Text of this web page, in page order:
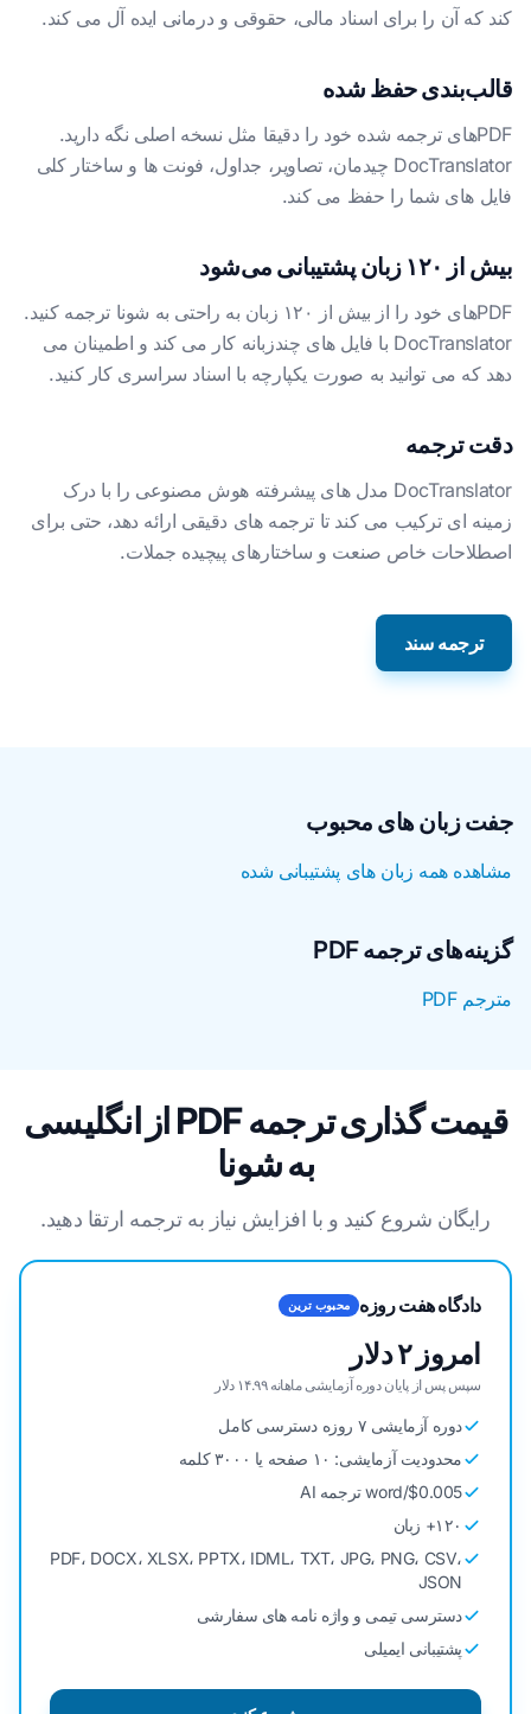
کند که آن را برای اسناد مالی، حقوقی و درمانی ایده آل می کند.
قالب‌بندی حفظ شده
PDFهای ترجمه شده خود را دقیقا مثل نسخه اصلی نگه دارید.
DocTranslator چیدمان، تصاویر، جداول، فونت ها و ساختار کلی
فایل های شما را حفظ می کند.
بیش از ۱۲۰ زبان پشتیبانی می‌شود
PDFهای خود را از بیش از ۱۲۰ زبان به راحتی به شونا ترجمه کنید.
DocTranslator با فایل های چندزبانه کار می کند و اطمینان می
دهد که می توانید به صورت یکپارچه با اسناد سراسری کار کنید.
دقت ترجمه
DocTranslator مدل های پیشرفته هوش مصنوعی را با درک
زمینه ای ترکیب می کند تا ترجمه های دقیقی ارائه دهد، حتی برای
اصطلاحات خاص صنعت و ساختارهای پیچیده جملات.
ترجمه سند
جفت زبان های محبوب
مشاهده همه زبان های پشتیبانی شده
گزینه‌های ترجمه PDF
مترجم PDF
قیمت گذاری ترجمه PDF از انگلیسی
به شونا
رایگان شروع کنید و با افزایش نیاز به ترجمه ارتقا دهید.
دادگاه هفت روزه محبوب ترین
امروز ۲ دلار
سپس پس از پایان دوره آزمایشی ماهانه ۱۴.۹۹ دلار
دوره آزمایشی ۷ روزه دسترسی کامل
محدودیت آزمایشی: ۱۰ صفحه یا ۳۰۰۰ کلمه
$0.005/word ترجمه AI
۱۲۰+ زبان
PDF، DOCX، XLSX، PPTX، IDML، TXT، JPG، PNG، CSV،
JSON
دسترسی تیمی و واژه نامه های سفارشی
پشتیبانی ایمیلی